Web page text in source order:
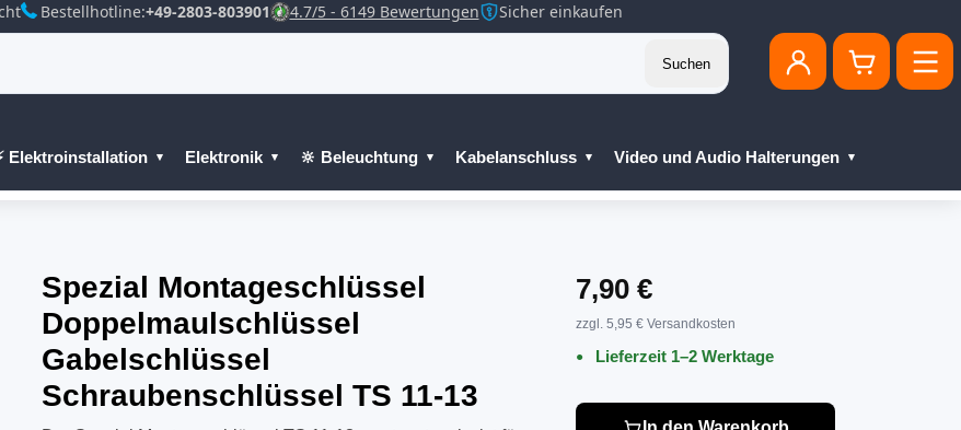
Bestellhotline:+49-2803-803901 4.7/5 - 6149 Bewertungen Sicher einkaufen
Suchen
Elektroinstallation Elektronik 🔆 Beleuchtung Kabelanschluss Video und Audio Halterungen
Spezial Montageschlüssel
Doppelmaulschlüssel
Gabelschlüssel
Schraubenschlüssel TS 11-13
7,90 €
zzgl. 5,95 € Versandkosten
Lieferzeit 1–2 Werktage